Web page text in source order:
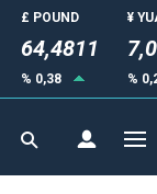
£ POUND
64,4811
% 0,38
¥
%